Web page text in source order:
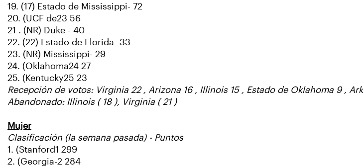
19. (17) Estado de Mississippi- 72
20. (UCF de23 56
21 . (NR) Duke - 40
22. (22) Estado de Florida- 33
23. (NR) Mississippi- 29
24. (Oklahoma24 27
25. (Kentucky25 23
Recepción de votos: Virginia 22 , Arizona 16 , Illinois 15 , Estado de Oklahoma 9 ,
Abandonado: Illinois ( 18 ), Virginia ( 21 )
Mujer
Clasificación (la semana pasada) - Puntos
1. (Stanford1 299
2. (Georgia-2 284